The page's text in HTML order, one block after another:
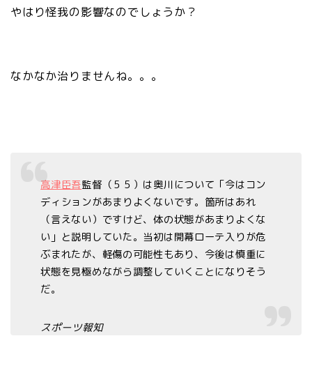
やはり怪我の影響なのでしょうか？
なかなか治りませんね。。。
高津臣吾監督（５５）は奥川について「今はコン
ディションがあまりよくないです。箇所はあれ
（言えない）ですけど、体の状態があまりよくな
い」と説明していた。当初は開幕ローテ入りが危
ぶまれたが、軽傷の可能性もあり、今後は慎重に
状態を見極めながら調整していくことになりそう
だ。
スポーツ報知